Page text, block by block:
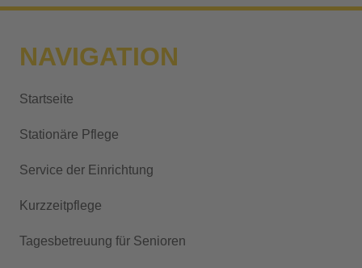
NAVIGATION
Startseite
Stationäre Pflege
Service der Einrichtung
Kurzzeitpflege
Tagesbetreuung für Senioren